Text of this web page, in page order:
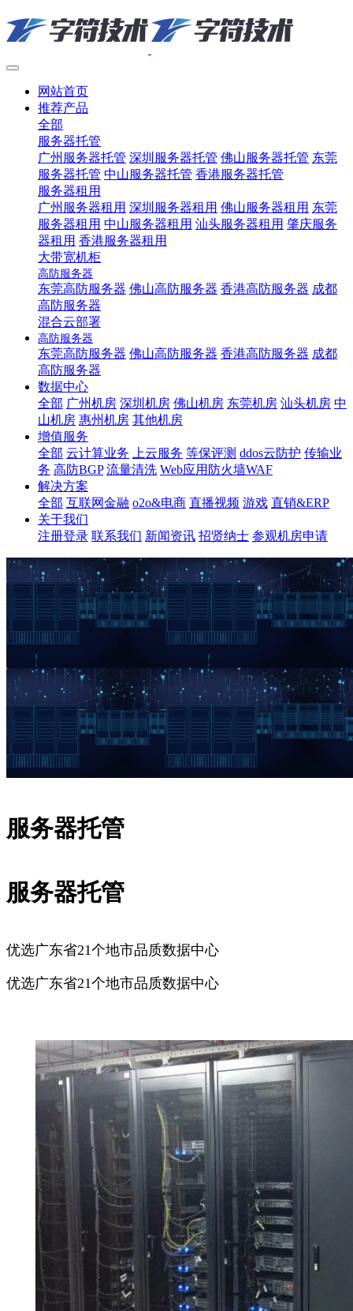
网站首页
推荐产品
全部
服务器托管
广州服务器托管 深圳服务器托管 佛山服务器托管 东莞
服务器托管 中山服务器托管 香港服务器托管
服务器租用
广州服务器租用 深圳服务器租用 佛山服务器租用 东莞
服务器租用 中山服务器租用 汕头服务器租用 肇庆服务
器租用 香港服务器租用
大带宽机柜
高防服务器
东莞高防服务器 佛山高防服务器 香港高防服务器 成都
高防服务器
混合云部署
高防服务器
东莞高防服务器 佛山高防服务器 香港高防服务器 成都
高防服务器
数据中心
全部 广州机房 深圳机房 佛山机房 东莞机房 汕头机房 中
山机房 惠州机房 其他机房
增值服务
全部 云计算业务 上云服务 等保评测 ddos云防护 传输业
务 高防BGP 流量清洗 Web应用防火墙WAF
解决方案
全部 互联网金融 o2o&电商 直播视频 游戏 直销&ERP
关于我们
注册登录 联系我们 新闻资讯 招贤纳士 参观机房申请
服务器托管
服务器托管
优选广东省21个地市品质数据中心
优选广东省21个地市品质数据中心